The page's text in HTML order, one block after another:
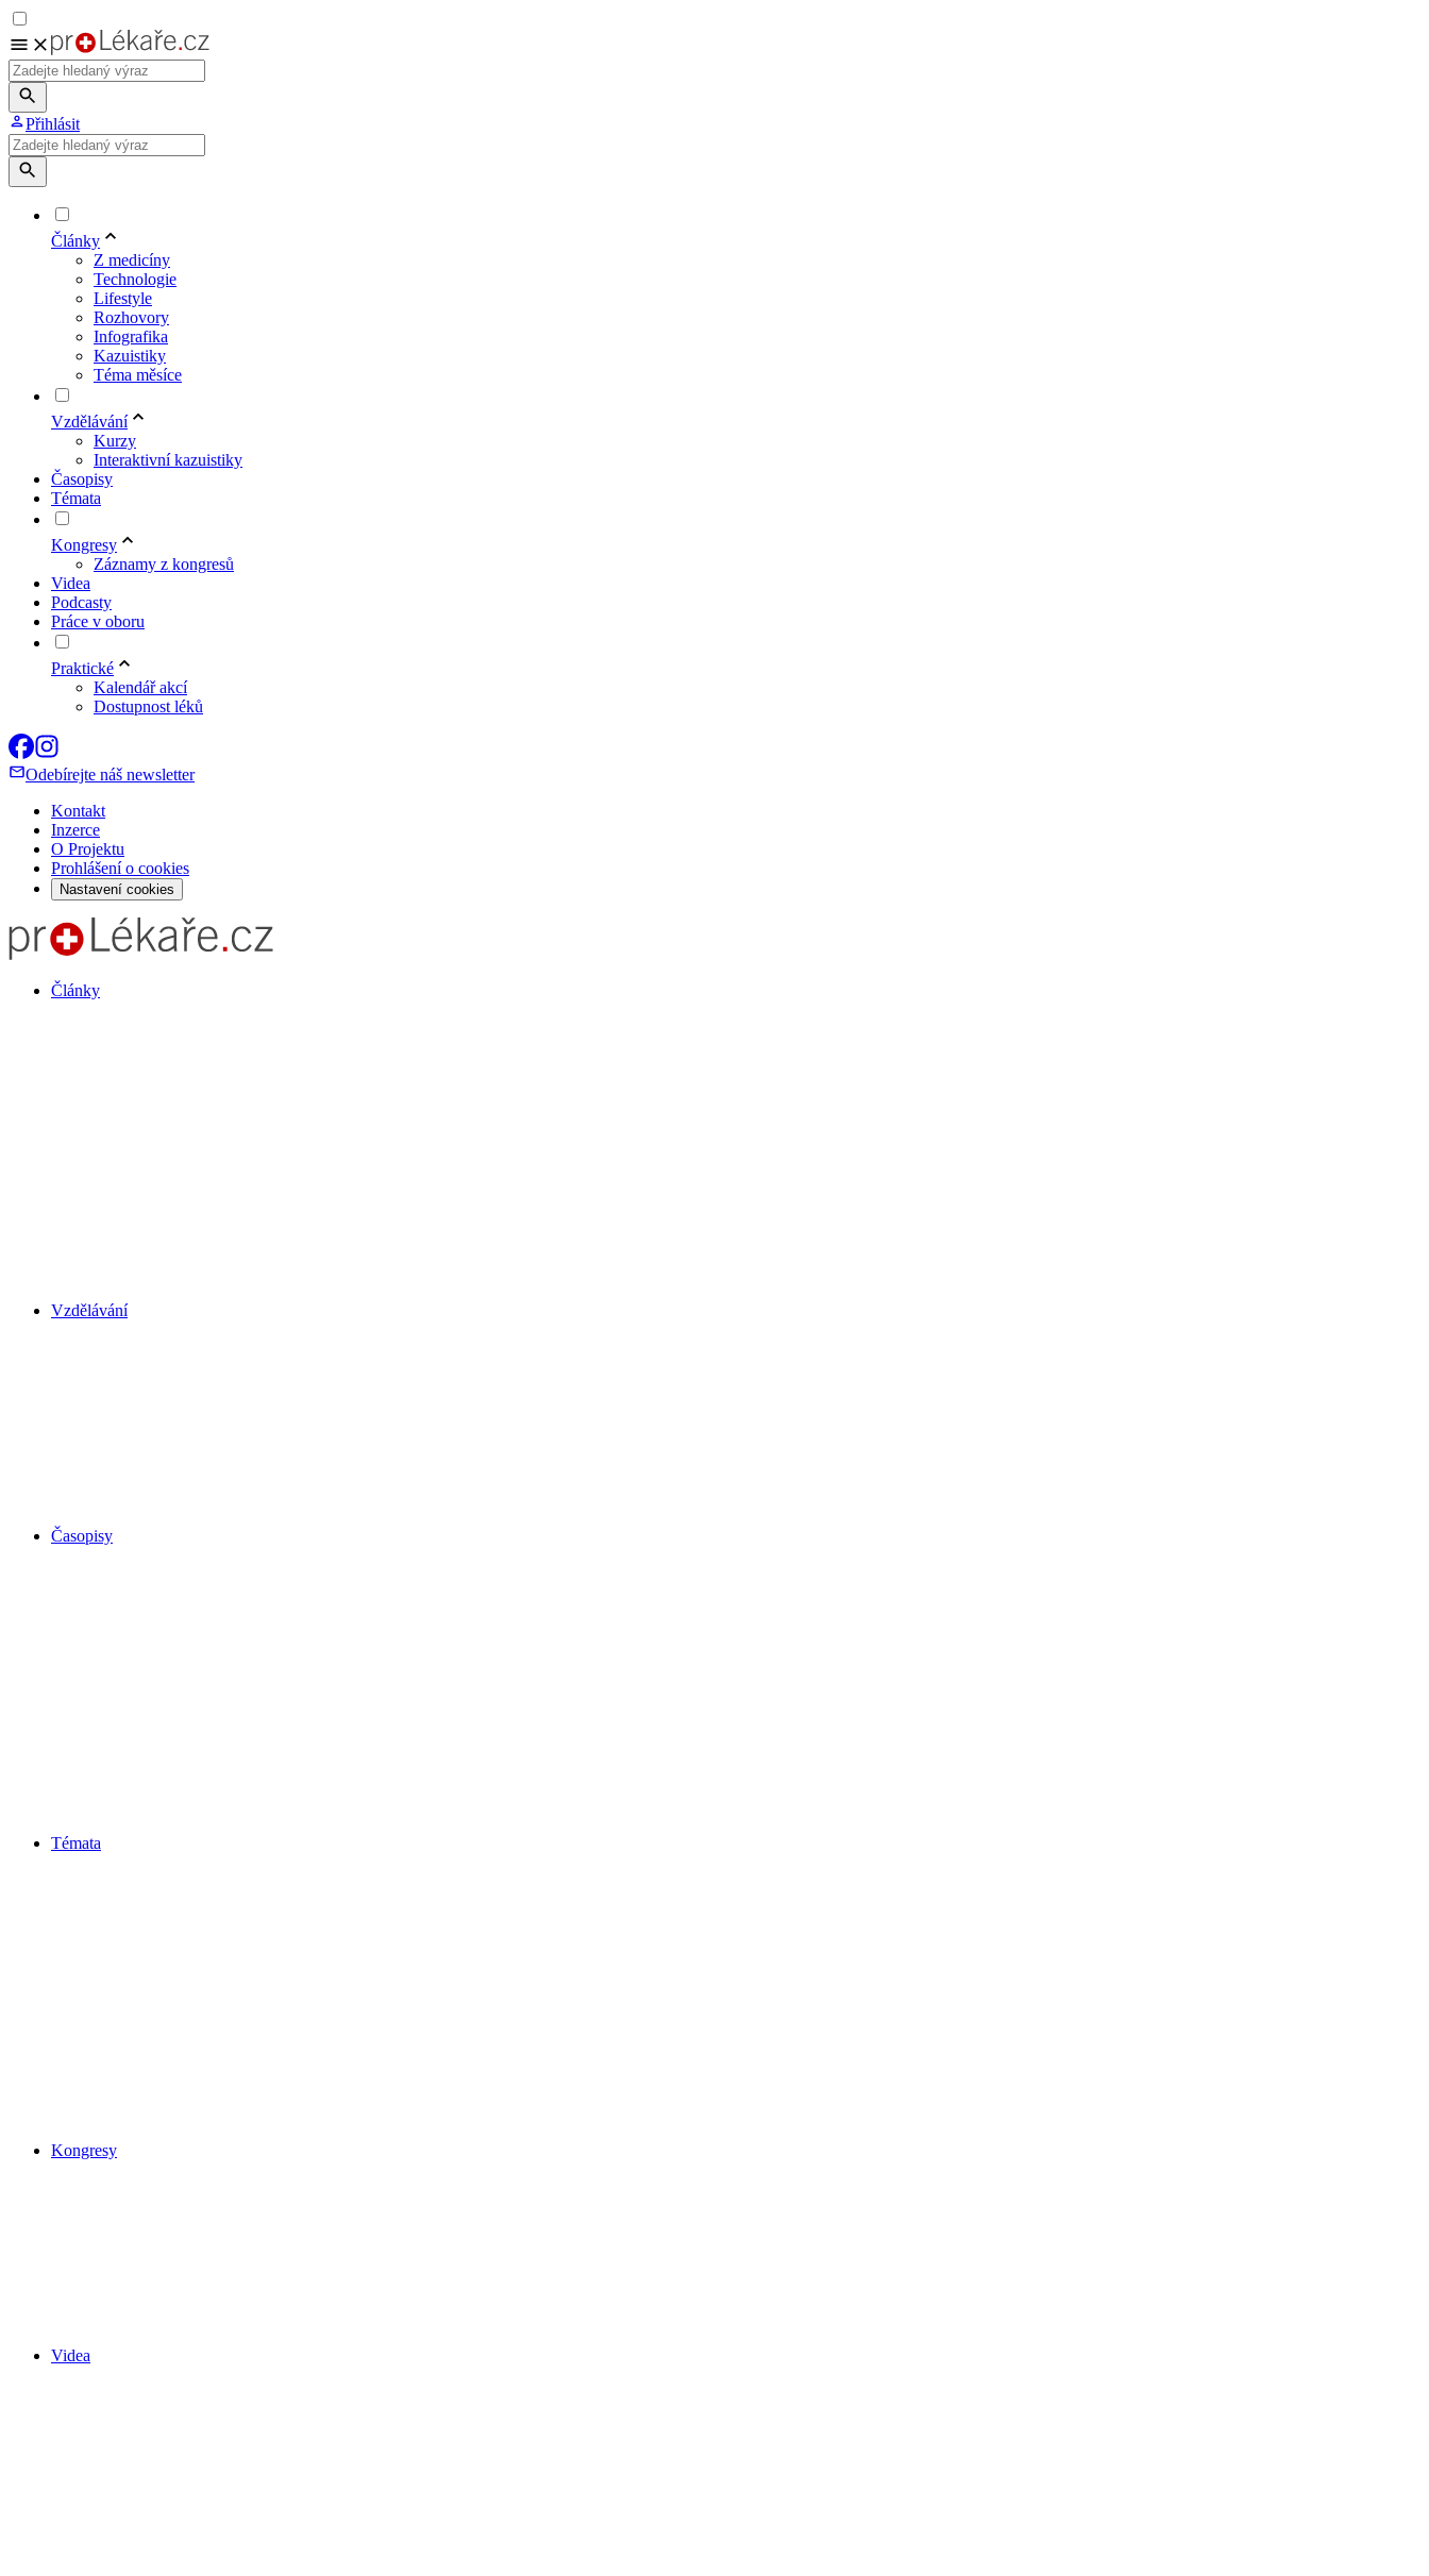
Přihlásit
Články
Z medicíny
Technologie
Lifestyle
Rozhovory
Infografika
Kazuistiky
Téma měsíce
Vzdělávání
Kurzy
Interaktivní kazuistiky
Časopisy
Témata
Kongresy
Záznamy z kongresů
Videa
Podcasty
Práce v oboru
Praktické
Kalendář akcí
Dostupnost léků
Odebírejte náš newsletter
Kontakt
Inzerce
O Projektu
Prohlášení o cookies
Nastavení cookies
Články
Vzdělávání
Časopisy
Témata
Kongresy
Videa